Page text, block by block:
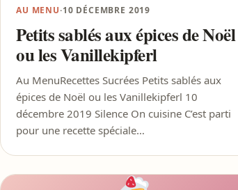
AU MENU·10 DÉCEMBRE 2019
Petits sablés aux épices de Noël
ou les Vanillekipferl
Au MenuRecettes Sucrées Petits sablés aux
épices de Noël ou les Vanillekipferl 10
décembre 2019 Silence On cuisine C’est parti
pour une recette spéciale…